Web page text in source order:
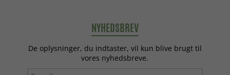
NYHEDSBREV
De oplysninger, du indtaster, vil kun blive brugt til
vores nyhedsbreve.